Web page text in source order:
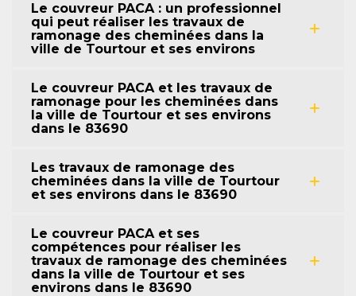
Le couvreur PACA : un professionnel
qui peut réaliser les travaux de
ramonage des cheminées dans la
ville de Tourtour et ses environs
Le couvreur PACA et les travaux de
ramonage pour les cheminées dans
la ville de Tourtour et ses environs
dans le 83690
Les travaux de ramonage des
cheminées dans la ville de Tourtour
et ses environs dans le 83690
Le couvreur PACA et ses
compétences pour réaliser les
travaux de ramonage des cheminées
dans la ville de Tourtour et ses
environs dans le 83690